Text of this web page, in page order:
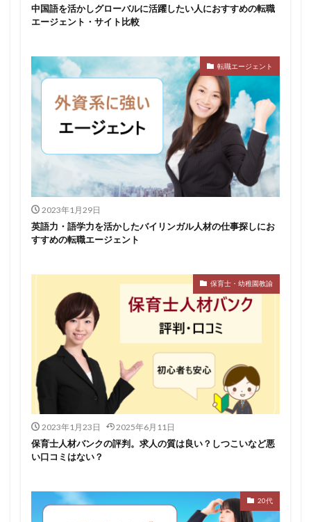
中国語を活かしグローバルに活躍したい人におすすめの転職
エージェント・サイト比較
転職エージェント
2023年1月29日
英語力・語学力を活かしたバイリンガル人材の仕事探しにお
すすめの転職エージェント
保育士・幼稚園教諭
2023年1月23日 2025年6月11日
保育士人材バンクの評判。求人の質は良い？しつこいなど悪
い口コミはない？
20代